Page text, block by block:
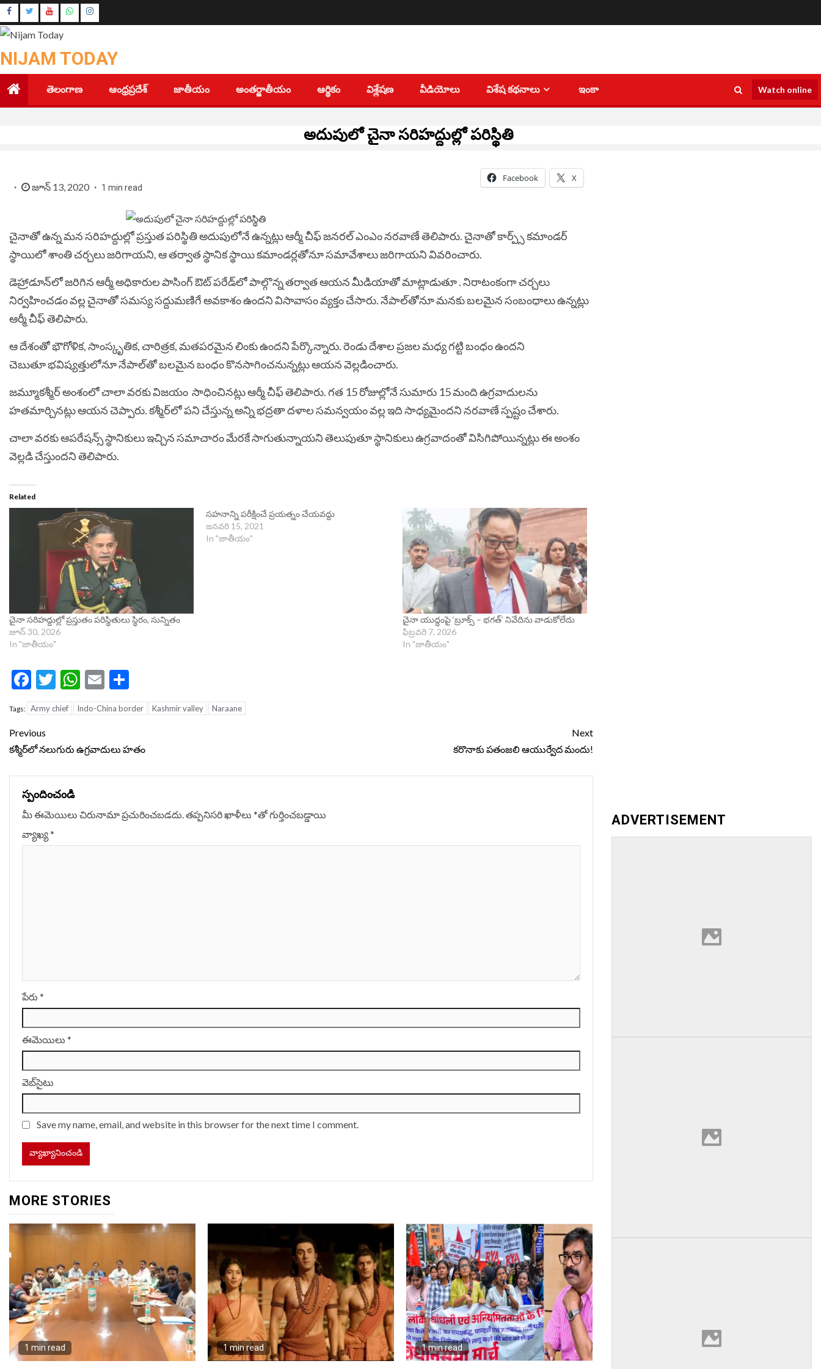
Skip
to
content
Youtube
Instagram
NIJAM TODAY
తెలంగాణ ఆంధ్రప్రదేశ్ జాతీయం అంతర్జాతీయం ఆర్థికం విశ్లేషణ వీడియోలు విశేష కథనాలు ఇంకా Watch online
అదుపులో చైనా సరిహద్దుల్లో పరిస్థితి
జూన్ 13, 2020 1 min read
Facebook X
చైనాతో ఉన్న మన సరిహద్దుల్లో ప్రస్తుత పరిస్థితి అదుపులోనే ఉన్నట్లు ఆర్మీ చీఫ్‌ జనరల్‌ ఎంఎం నరవాణే తెలిపారు. చైనాతో కార్ప్స్‌ కమాండర్‌
స్థాయిలో శాంతి చర్చలు జరిగాయని, ఆ తర్వాత స్థానిక స్థాయి కమాండర్లతోనూ సమావేశాలు జరిగాయని వివరించారు.
డెహ్రాడూన్‌లో జరిగిన ఆర్మీ అధికారుల పాసింగ్‌ ఔట్‌ పరేడ్‌లో పాల్గొన్న తర్వాత ఆయన మీడియాతో మాట్లాడుతూ . నిరాటంకంగా చర్చలు
నిర్వహించడం వల్ల చైనాతో సమస్య సద్దుమణిగే అవకాశం ఉందని విసావాసం వ్యక్తం చేసారు. నేపాల్‌తోనూ మనకు బలమైన సంబంధాలు ఉన్నట్లు
ఆర్మీ చీఫ్‌ తెలిపారు.
ఆ దేశంతో భౌగోళిక, సాంస్కృతిక, చారిత్రక, మతపరమైన లింకు ఉందని పేర్కొన్నారు. రెండు దేశాల ప్రజల మధ్య గట్టి బంధం ఉందని
చెబుతూ భవిష్యత్తులోనూ నేపాల్‌తో బలమైన బంధం కొనసాగించనున్నట్లు ఆయన వెల్లడించారు.
జమ్మూకశ్మీర్‌ అంశంలో చాలా వరకు విజయం ‌ సాధించినట్లు ఆర్మీ చీఫ్‌ తెలిపారు. గత 15 రోజుల్లోనే సుమారు 15 మంది ఉగ్రవాదులను
హతమార్చినట్లు ఆయన చెప్పారు. కశ్మీర్‌లో పని చేస్తున్న అన్ని భద్రతా దళాల సమన్వయం వల్ల ఇది సాధ్యమైందని నరవాణే స్పష్టం చేశారు.
చాలా వరకు ఆపరేషన్స్‌ స్థానికులు ఇచ్చిన సమాచారం మేరకే సాగుతున్నాయని తెలుపుతూ స్థానికులు ఉగ్రవాదంతో విసిగిపోయిన్నట్లు ఈ అంశం
వెల్లడి చేస్తుందని తెలిపారు.
Related
చైనా సరిహద్దుల్లో ప్రస్తుతం పరిస్థితులు స్థిరం, సున్నితం
జూన్ 30, 2026
In "జాతీయం"
స‌హ‌నాన్ని ప‌రీక్షించే ప్ర‌య‌త్నం చేయ‌వ‌ద్దు
జనవరి 15, 2021
In "జాతీయం"
చైనా యుద్ధంపై ‘బ్రూక్స్ – భగత్’ నివేదిను వాడుకోలేదు
ఫిబ్రవరి 7, 2026
In "జాతీయం"
Facebook
Twitter
WhatsApp
Email
Tags: Army chief Indo-China border Kashmir valley Naraane
Continue
Reading
Previous
కశ్మీర్‌లో నలుగురు ఉగ్రవాదులు హతం
Next
కరొనాకు పతంజలి ఆయుర్వేద మందు!
స్పందించండి
మీ ఈమెయిలు చిరునామా ప్రచురించబడదు.తప్పనిసరి ఖాళీలు *‌తో గుర్తించబడ్డాయి
వ్యాఖ్య*
పేరు *
ఈమెయిలు *
వెబ్‌సైటు
Save my name, email, and website in this browser for the next time I comment.
MORE STORIES
1 min read 1 min read 1 min read
ADVERTISEMENT